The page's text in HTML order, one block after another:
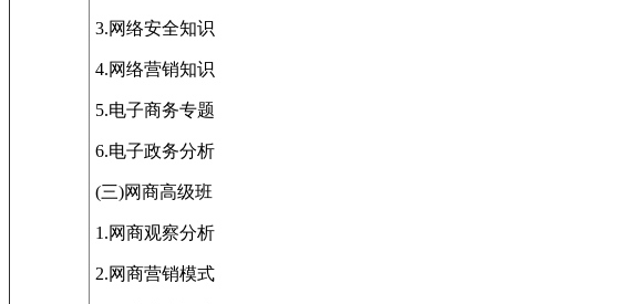
3.网络安全知识
4.网络营销知识
5.电子商务专题
6.电子政务分析
(三)网商高级班
1.网商观察分析
2.网商营销模式